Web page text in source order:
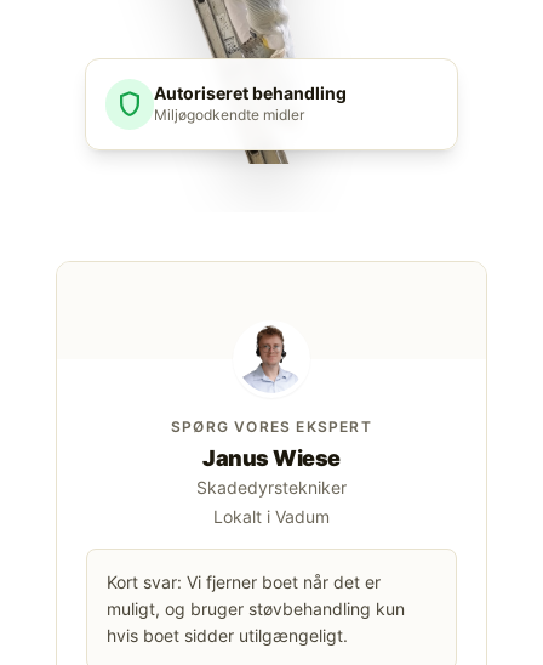
shield Autoriseret behandling
Miljøgodkendte midler
SPØRG VORES EKSPERT
Janus Wiese
Skadedyrstekniker
Lokalt i Vadum
Kort svar: Vi fjerner boet når det er
muligt, og bruger støvbehandling kun
hvis boet sidder utilgængeligt.